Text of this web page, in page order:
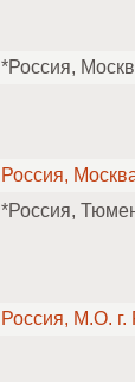
*Россия,
Россия,
*Россия,
Россия, М.О. г.